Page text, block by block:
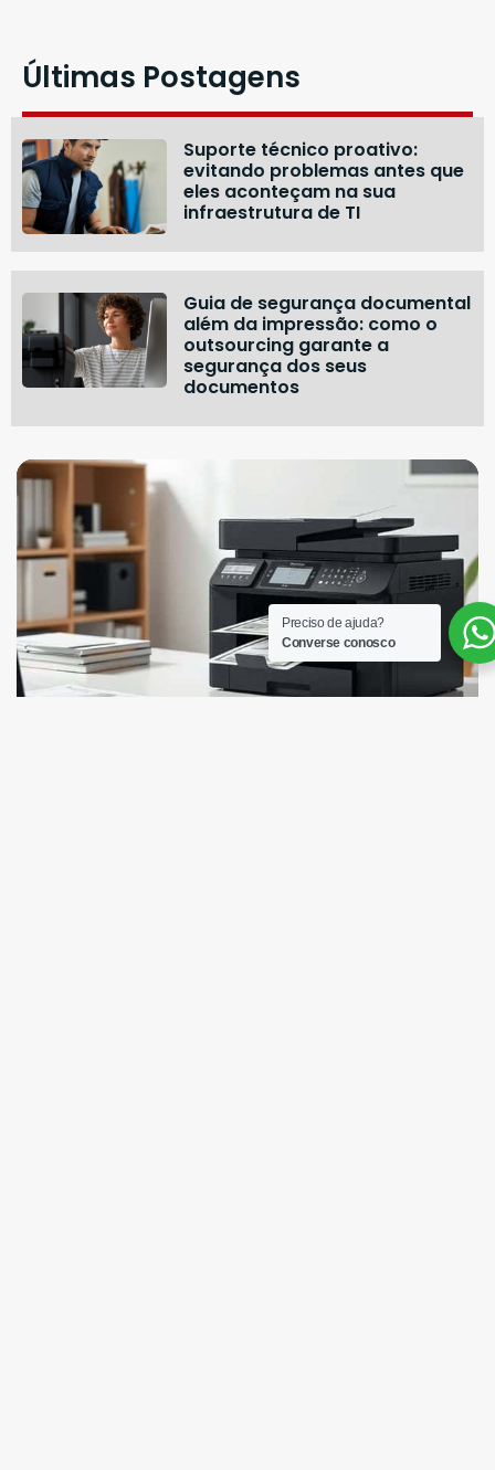
Últimas Postagens
Suporte técnico proativo:
evitando problemas antes que
eles aconteçam na sua
infraestrutura de TI
Guia de segurança documental
além da impressão: como o
outsourcing garante a
segurança dos seus
documentos
Preciso de ajuda?
Converse conosco